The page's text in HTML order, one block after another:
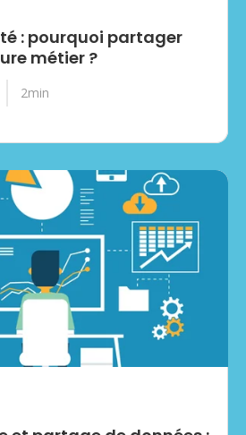
: pourquoi partager
métier ?
2min